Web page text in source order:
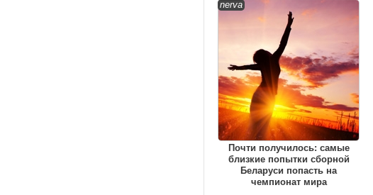
nerva
Почти получилось: самые
близкие попытки сборной
Беларуси попасть на
чемпионат мира